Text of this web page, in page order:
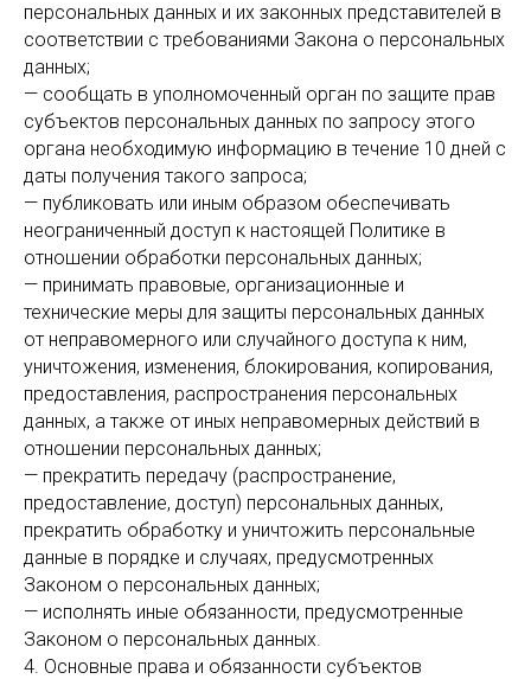
персональных данных и их законных представителей в
соответствии с требованиями Закона о персональных
данных;
— сообщать в уполномоченный орган по защите прав
субъектов персональных данных по запросу этого
органа необходимую информацию в течение 10 дней с
даты получения такого запроса;
— публиковать или иным образом обеспечивать
неограниченный доступ к настоящей Политике в
отношении обработки персональных данных;
— принимать правовые, организационные и
технические меры для защиты персональных данных
от неправомерного или случайного доступа к ним,
уничтожения, изменения, блокирования, копирования,
предоставления, распространения персональных
данных, а также от иных неправомерных действий в
отношении персональных данных;
— прекратить передачу (распространение,
предоставление, доступ) персональных данных,
прекратить обработку и уничтожить персональные
данные в порядке и случаях, предусмотренных
Законом о персональных данных;
— исполнять иные обязанности, предусмотренные
Законом о персональных данных.
4. Основные права и обязанности субъектов